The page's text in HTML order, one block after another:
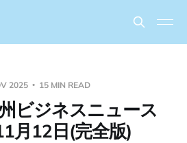
2025 15 MIN READ
ビジネスニュース
月12日(完全版)